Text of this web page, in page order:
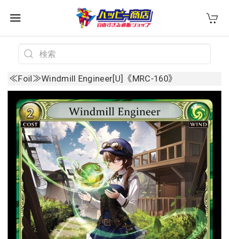
≪Foil≫Windmill Engineer[U]《MRC-160》